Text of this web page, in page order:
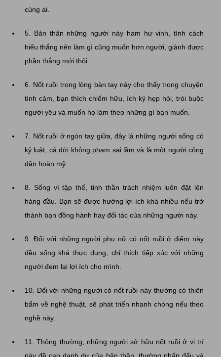
cùng ai.
5. Bản thân những người này ham hư vinh, tính cách
hiếu thắng nên làm gì cũng muốn hơn người, giành được
phần thắng mới thôi.
6. Nốt ruồi trong lòng bàn tay này cho thấy trong chuyện
tình cảm, bạn thích chiếm hữu, ích kỷ hẹp hòi, trói buộc
người yêu và muốn họ làm theo những gì bạn muốn.
7. Nốt ruồi ở ngón tay giữa, đây là những người sống có
kỷ luật, cả đời không phạm sai lầm và là một người công
dân hoàn mỹ.
8. Sống vì tập thể, tinh thần trách nhiệm luôn đặt lên
hàng đầu. Bạn sẽ được hưởng lợi ích khá nhiều nếu trở
thành bạn đồng hành hay đối tác của những người này.
9. Đối với những người phụ nữ có nốt ruồi ở điểm này
đều sống khá thực dụng, chỉ thích tiếp xúc với những
người đem lại lợi ích cho mình.
10. Đối với những người có nốt ruồi này thường có thiên
bẩm về nghệ thuật, sẽ phát triển nhanh chóng nếu theo
nghề này.
11. Thông thường, những người sở hữu nốt ruồi ở vị trí
này đề cao danh dự của bản thân, thường phấn đấu và